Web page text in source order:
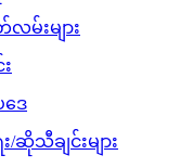
မ်းများ
ေ
သီချင်းများ